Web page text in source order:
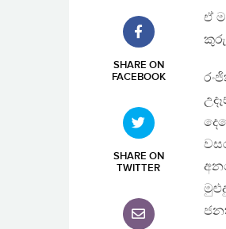
SHARE ON
FACEBOOK
SHARE ON
TWITTER
ඒ